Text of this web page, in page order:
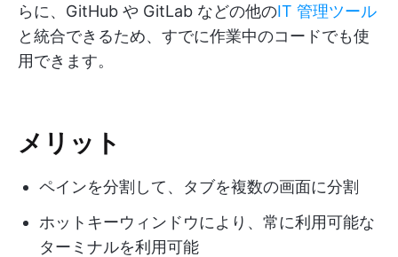
らに、GitHub や GitLab などの他のIT 管理ツール
と統合できるため、すでに作業中のコードでも使
用できます。
メリット
ペインを分割して、タブを複数の画面に分割
ホットキーウィンドウにより、常に利用可能な
ターミナルを利用可能